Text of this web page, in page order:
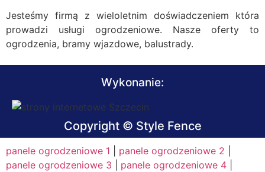
Jesteśmy firmą z wieloletnim doświadczeniem która
prowadzi usługi ogrodzeniowe. Nasze oferty to
ogrodzenia, bramy wjazdowe, balustrady.
Wykonanie:
Copyright © Style Fence
panele ogrodzeniowe 1 panele ogrodzeniowe 2
panele ogrodzeniowe 3
panele ogrodzeniowe 4